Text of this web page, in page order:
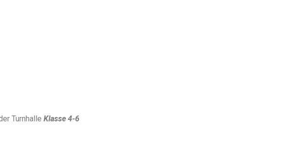
TurnhalleKlasse 4-6